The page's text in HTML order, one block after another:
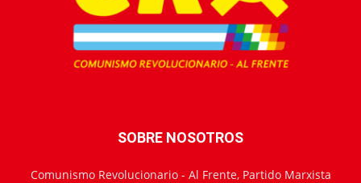
SOBRE NOSOTROS
Comunismo Revolucionario - Al Frente, Partido Marxista